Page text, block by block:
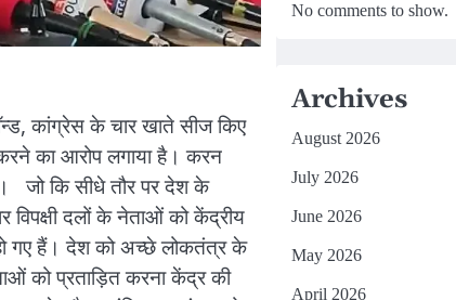
कांग्रेस के चार खाते सीज किए
का आरोप लगाया है। करन
जो कि सीधे तौर पर देश के
विपक्षी दलों के नेताओं को केंद्रीय
गए हैं। देश को अच्छे लोकतंत्र के
को प्रताड़ित करना केंद्र की
No comments to show.
Archives
August 2026
July 2026
June 2026
May 2026
April 2026